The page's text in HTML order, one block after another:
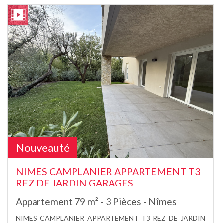
Nouveauté
NIMES CAMPLANIER APPARTEMENT T3
REZ DE JARDIN GARAGES
Appartement 79 m² - 3 Pièces - Nîmes
NIMES CAMPLANIER APPARTEMENT T3 REZ DE JARDIN